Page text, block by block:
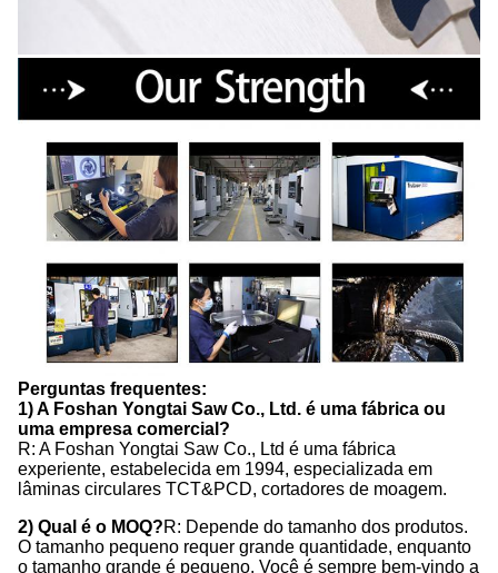
Perguntas frequentes:
1) A Foshan Yongtai Saw Co., Ltd. é uma fábrica ou
uma empresa comercial?
R: A Foshan Yongtai Saw Co., Ltd é uma fábrica
experiente, estabelecida em 1994, especializada em
lâminas circulares TCT&PCD, cortadores de moagem.
2) Qual é o MOQ?R: Depende do tamanho dos produtos.
O tamanho pequeno requer grande quantidade, enquanto
o tamanho grande é pequeno. Você é sempre bem-vindo a